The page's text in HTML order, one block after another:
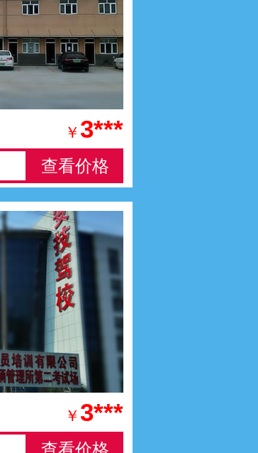
￥ 3***
查看价格
￥ 3***
查看价格